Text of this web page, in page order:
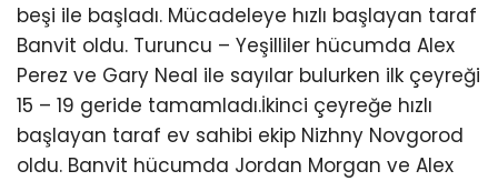
beşi ile başladı. Mücadeleye hızlı başlayan taraf
Banvit oldu. Turuncu – Yeşilliler hücumda Alex
Perez ve Gary Neal ile sayılar bulurken ilk çeyreği
15 – 19 geride tamamladı.İkinci çeyreğe hızlı
başlayan taraf ev sahibi ekip Nizhny Novgorod
oldu. Banvit hücumda Jordan Morgan ve Alex